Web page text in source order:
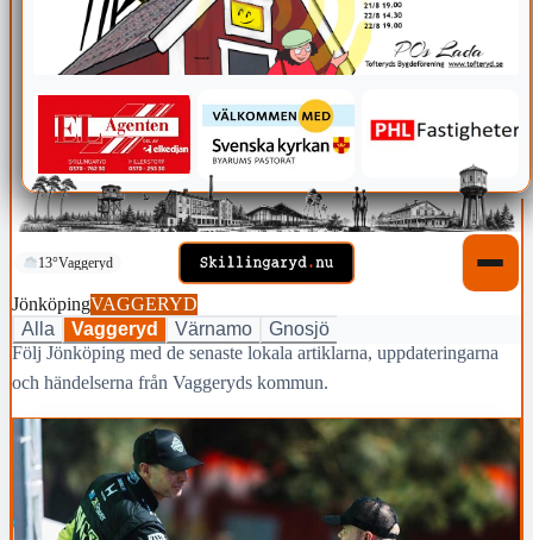
13°Vaggeryd
JönköpingVAGGERYD
Alla
Vaggeryd Värnamo
Gnosjö
Följ Jönköping med de senaste lokala artiklarna, uppdateringarna
och händelserna från Vaggeryds kommun.